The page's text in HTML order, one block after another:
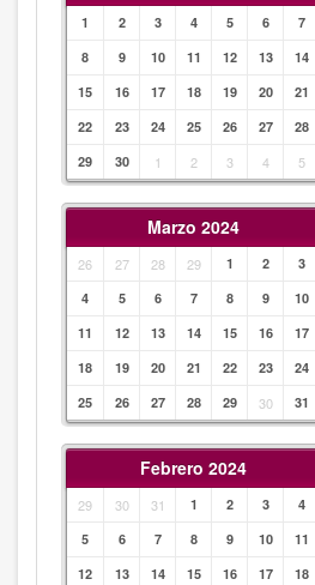
1 2 3 4 5 6
7
8
9 10 11 12 13
14
15
16 17 18 19 20
21
22
23 24 25 26 27
28
29
30 1 2 3 4 5
Marzo 2024
26 27 28 29 1 2
3
4
5 6 7 8 9
10
11
12 13 14 15 16
17
18
19 20 21 22 23
24
25
26 27 28 29 30 31
Febrero 2024
29 30 31 1 2 3
4
5
6 7 8 9 10
11
12
13 14 15 16 17
18